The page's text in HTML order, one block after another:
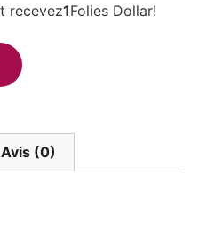
recevez1Folies Dollar!
Avis (0)